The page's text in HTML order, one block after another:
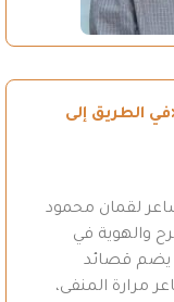
الطريق إلى
لقمان محمود
والهوية في
يضم قصائد
مرارة المنفى،